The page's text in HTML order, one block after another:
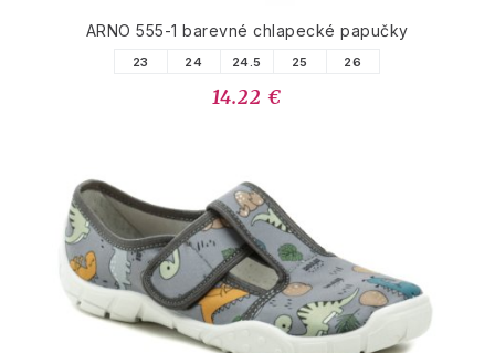
ARNO 555-1 barevné chlapecké papučky
23 24 24.5 25 26
14.22 €